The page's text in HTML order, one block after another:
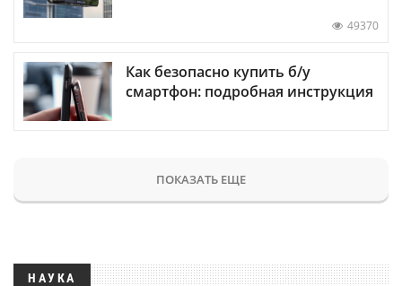
49370
Как безопасно купить б/у
смартфон: подробная инструкция
ПОКАЗАТЬ ЕЩЕ
НАУКА